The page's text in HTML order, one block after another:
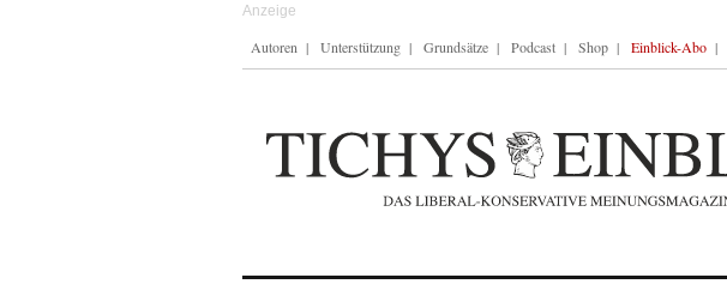
Autoren Unterstützung Grundsätze Podcast Shop Einblick-Abo